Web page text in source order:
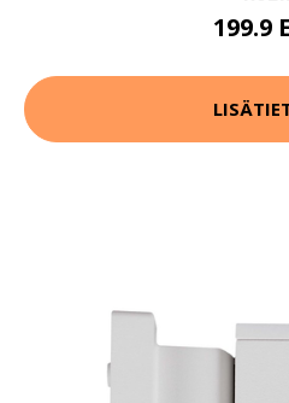
199.9